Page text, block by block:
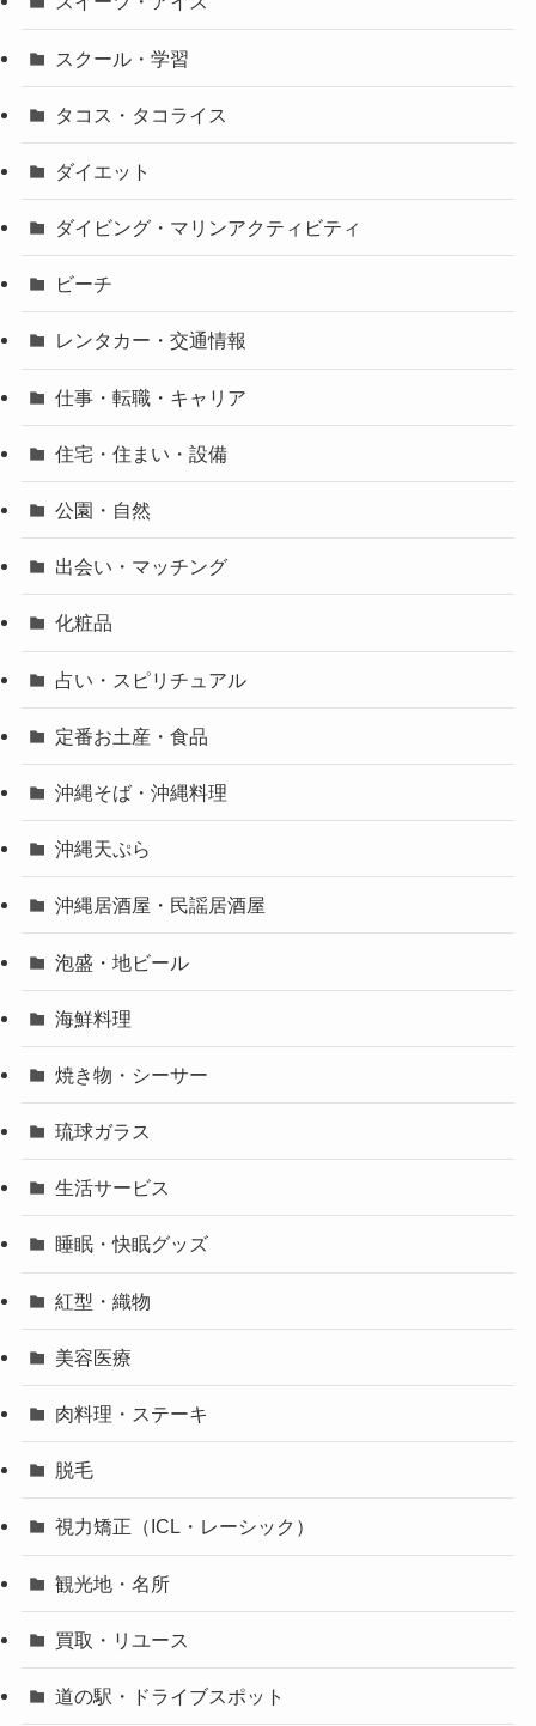
スクール・学習
タコス・タコライス
ダイエット
ダイビング・マリンアクティビティ
ビーチ
レンタカー・交通情報
仕事・転職・キャリア
住宅・住まい・設備
公園・自然
出会い・マッチング
化粧品
占い・スピリチュアル
定番お土産・食品
沖縄そば・沖縄料理
沖縄天ぷら
沖縄居酒屋・民謡居酒屋
泡盛・地ビール
海鮮料理
焼き物・シーサー
琉球ガラス
生活サービス
睡眠・快眠グッズ
紅型・織物
美容医療
肉料理・ステーキ
脱毛
視力矯正（ICL・レーシック）
観光地・名所
買取・リユース
道の駅・ドライブスポット